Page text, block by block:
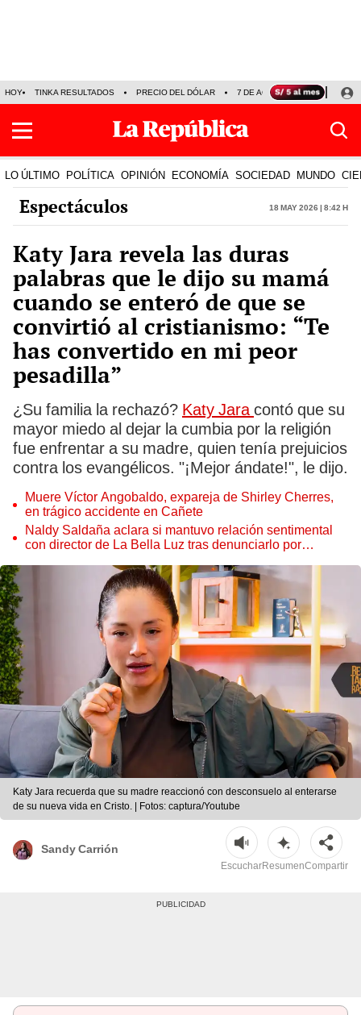
HOY TINKA RESULTADOS PRECIO DEL DÓLAR 7 DE AGOSTO OLLANTA
LO ÚLTIMO POLÍTICA OPINIÓN ECONOMÍA SOCIEDAD MUNDO
Espectáculos 18 May 2026 | 8:42 h
Katy Jara revela las duras
palabras que le dijo su mamá
cuando se enteró de que se
convirtió al cristianismo: “Te
has convertido en mi peor
pesadilla”
¿Su familia la rechazó? Katy Jaracontó que su
mayor miedo al dejar la cumbia por la religión
fue enfrentar a su madre, quien tenía prejuicios
contra los evangélicos. "¡Mejor ándate!", le dijo.
Muere Víctor Angobaldo, expareja de Shirley Cherres,
en trágico accidente en Cañete
Naldy Saldaña aclara si mantuvo relación sentimental
con director de La Bella Luz tras denunciarlo por
Katy Jara recuerda que su madre reaccionó con desconsuelo al enterarse
de su nueva vida en Cristo. | Fotos: captura/Youtube
Sandy Carrión
EscucharResumenCompartir